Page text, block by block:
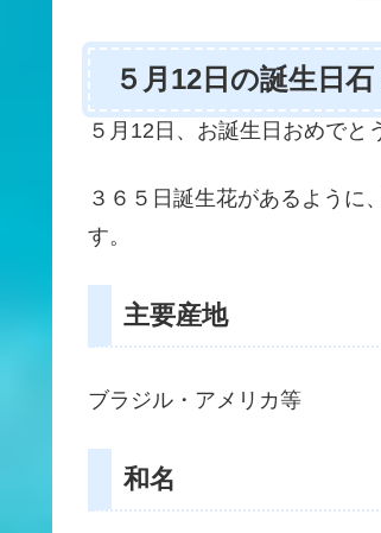
５月12日の誕生日
５月12日、お誕生日おめでと
３６５日誕生花があるように
す。
主要産地
ブラジル・アメリカ等
和名